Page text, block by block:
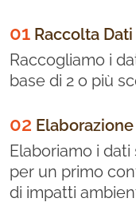
01 Raccolta Dati
Raccogliamo i
base di 2 o più
02 Elaborazione
Elaboriamo i
per un primo
di impatti